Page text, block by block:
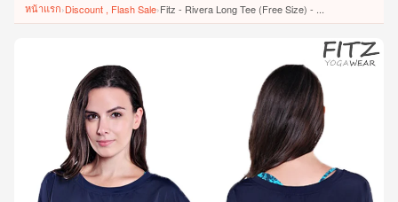
หน้าแรก›Discount , Flash Sale›Fitz - Rivera Long Tee (Free Size) - ...